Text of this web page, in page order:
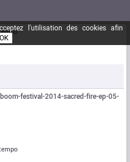
l'utilisation des cookies afin
OK
festival-2014-sacred-fire-ep-05-